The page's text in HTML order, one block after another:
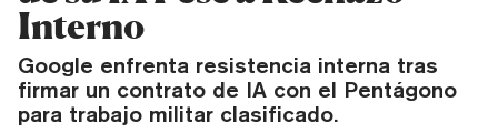
Interno
Google enfrenta resistencia interna tras
firmar un contrato de IA con el Pentágono
para trabajo militar clasificado.